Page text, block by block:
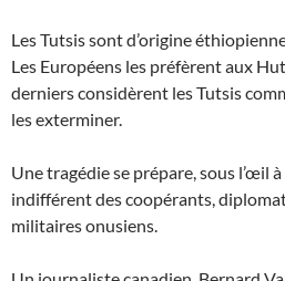
Les Tutsis sont d’origine
Les Européens les préfèrent aux
derniers considèrent les Tutsis
les exterminer.
Une tragédie se prépare, sous l’œil
indifférent des coopérants,
militaires onusiens.